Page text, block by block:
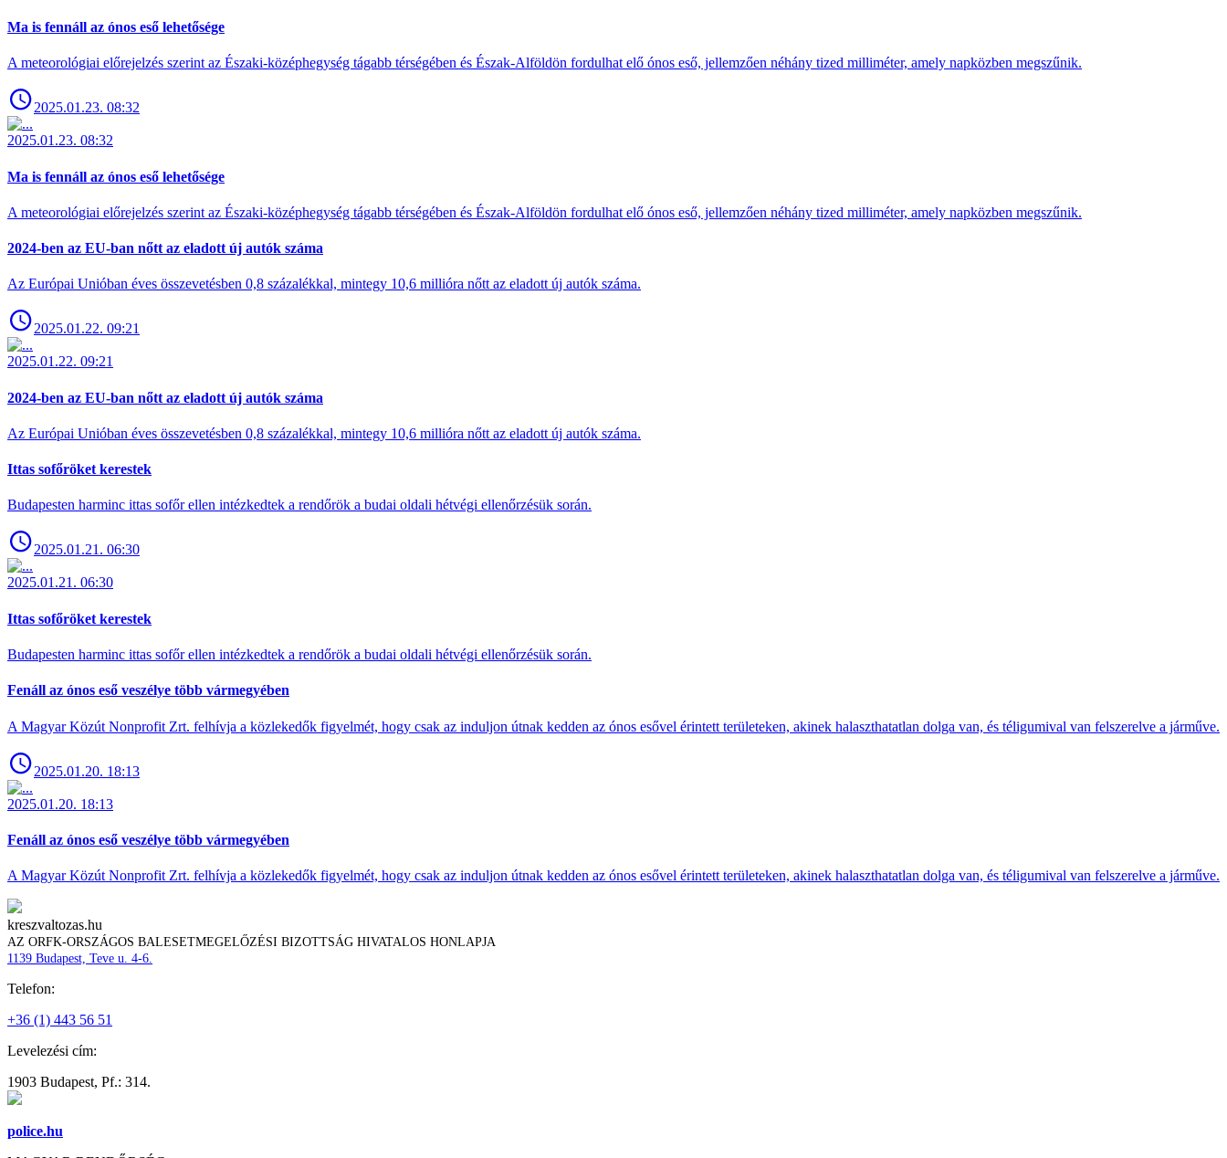
Ma is fennáll az ónos eső lehetősége
A meteorológiai előrejelzés szerint az Északi-középhegység tágabb térségében és Észak-Alföldön fordulhat elő ónos eső, jellemzően néhány tized milliméter, amely napközben megszűnik.
2025.01.23. 08:32
2025.01.23. 08:32
Ma is fennáll az ónos eső lehetősége
A meteorológiai előrejelzés szerint az Északi-középhegység tágabb térségében és Észak-Alföldön fordulhat elő ónos eső, jellemzően néhány tized milliméter, amely napközben megszűnik.
2024-ben az EU-ban nőtt az eladott új autók száma
Az Európai Unióban éves összevetésben 0,8 százalékkal, mintegy 10,6 millióra nőtt az eladott új autók száma.
2025.01.22. 09:21
2025.01.22. 09:21
2024-ben az EU-ban nőtt az eladott új autók száma
Az Európai Unióban éves összevetésben 0,8 százalékkal, mintegy 10,6 millióra nőtt az eladott új autók száma.
Ittas sofőröket kerestek
Budapesten harminc ittas sofőr ellen intézkedtek a rendőrök a budai oldali hétvégi ellenőrzésük során.
2025.01.21. 06:30
2025.01.21. 06:30
Ittas sofőröket kerestek
Budapesten harminc ittas sofőr ellen intézkedtek a rendőrök a budai oldali hétvégi ellenőrzésük során.
Fenáll az ónos eső veszélye több vármegyében
A Magyar Közút Nonprofit Zrt. felhívja a közlekedők figyelmét, hogy csak az induljon útnak kedden az ónos esővel érintett területeken, akinek halaszthatatlan dolga van, és téligumival van felszerelve a járműve.
2025.01.20. 18:13
2025.01.20. 18:13
Fenáll az ónos eső veszélye több vármegyében
A Magyar Közút Nonprofit Zrt. felhívja a közlekedők figyelmét, hogy csak az induljon útnak kedden az ónos esővel érintett területeken, akinek halaszthatatlan dolga van, és téligumival van felszerelve a járműve.
kreszvaltozas.hu
AZ ORFK-ORSZÁGOS BALESETMEGELŐZÉSI BIZOTTSÁG HIVATALOS HONLAPJA
1139 Budapest, Teve u. 4-6.
Telefon:
+36 (1) 443 56 51
Levelezési cím:
1903 Budapest, Pf.: 314.
police.hu